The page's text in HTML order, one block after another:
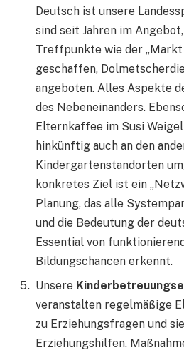
Deutsch ist unsere
sind seit Jahren im
Treffpunkte wie der
geschaffen,
angeboten. Alles Aspekte
des Nebeneinanders.
Elternkaffee im Susi
hinkünftig auch an den
Kindergartenstandorten
konkretes Ziel ist ein
Planung, das alle
und die Bedeutung der
Essential von
Bildungschancen erkennt.
Unsere
veranstalten regelmäßige
zu Erziehungsfragen und
Erziehungshilfen.